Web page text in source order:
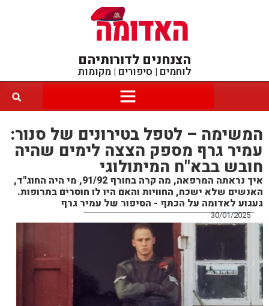
הצנחנים לדורותיהם
לוחמים | סיפורים | מקומות
המשימה – לטפל בטירונים של סנור:
עמיר גרף מספק הצצה לימים שהיה
חובש בבא"ח המיתולוגי
איך נראתה המרפאה, מה קרה בחורף 91/92, מי היה החוג"ד,
האנשים שלא ישכח, החוויות והאם היו לו חוסרים בתרופות.
געגוע לאדומה על הכתף - הסיפור של עמיר גרף
30/01/2025